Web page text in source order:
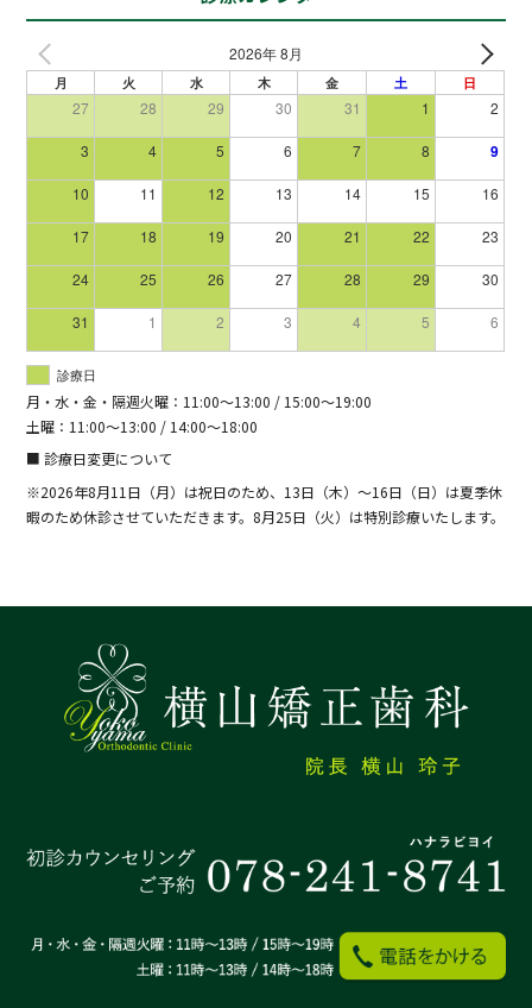
2026年 8月
月 火 水 木 金 土 日
27 28 29 30 31 1 2
3 4 5 6 7 8 9
10 11 12 13 14 15 16
17 18 19 20 21 22 23
24 25 26 27 28 29 30
31 1 2 3 4 5 6
診療日
月・水・金・隔週火曜：11:00～13:00 / 15:00～19:00
土曜：11:00～13:00 / 14:00～18:00
■ 診療日変更について
※2026年8月11日（月）は祝日のため、13日（木）～16日（日）は夏季休
暇のため休診させていただきます。8月25日（火）は特別診療いたします。